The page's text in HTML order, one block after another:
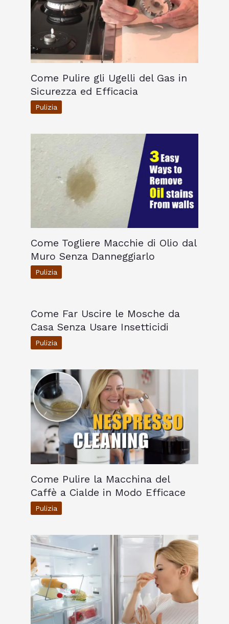
Come Pulire gli Ugelli del Gas in
Sicurezza ed Efficacia
Pulizia
Come Togliere Macchie di Olio dal
Muro Senza Danneggiarlo
Pulizia
Come Far Uscire le Mosche da
Casa Senza Usare Insetticidi
Pulizia
Come Pulire la Macchina del
Caffè a Cialde in Modo Efficace
Pulizia